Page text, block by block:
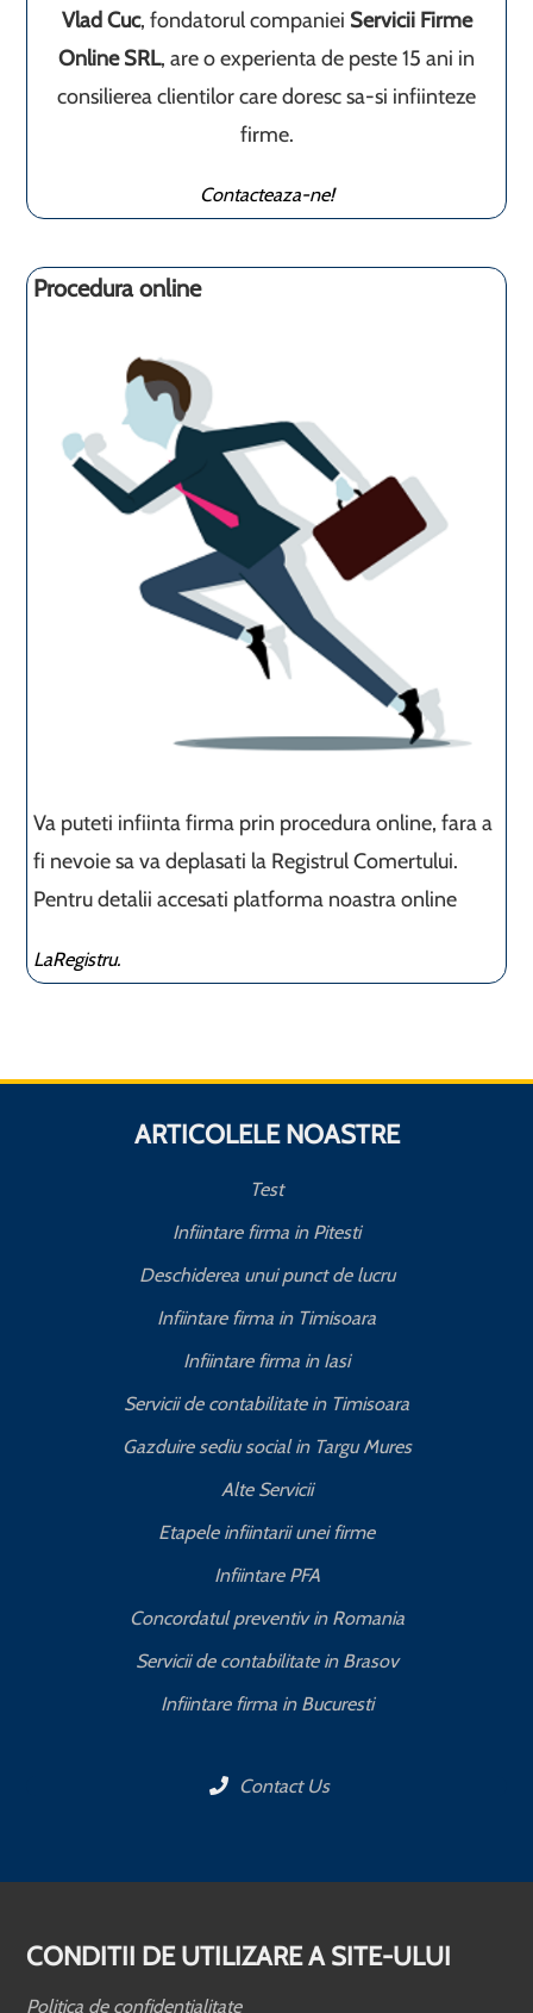
Vlad Cuc, fondatorul companiei Servicii Firme
Online SRL, are o experienta de peste 15 ani in
consilierea clientilor care doresc sa-si infiinteze
firme.
Contacteaza-ne!
Procedura online
Va puteti infiinta firma prin procedura online, fara a
fi nevoie sa va deplasati la Registrul Comertului.
Pentru detalii accesati platforma noastra online
LaRegistru.
ARTICOLELE NOASTRE
Test
Infiintare firma in Pitesti
Deschiderea unui punct de lucru
Infiintare firma in Timisoara
Infiintare firma in Iasi
Servicii de contabilitate in Timisoara
Gazduire sediu social in Targu Mures
Alte Servicii
Etapele infiintarii unei firme
Infiintare PFA
Concordatul preventiv in Romania
Servicii de contabilitate in Brasov
Infiintare firma in Bucuresti
Contact Us
CONDITII DE UTILIZARE A SITE-ULUI
Politica de confidentialitate